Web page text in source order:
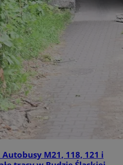
M21, 118, 121 i